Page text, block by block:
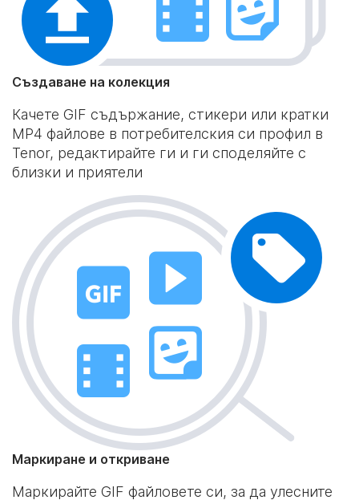
Създаване на колекция
Качете GIF съдържание, стикери или кратки
MP4 файлове в потребителския си профил в
Tenor, редактирайте ги и ги споделяйте с
близки и приятели
Маркиране и откриване
Маркирайте GIF файловете си, за да улесните